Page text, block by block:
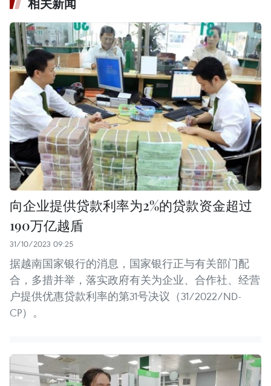
相关新闻
向企业提供贷款利率为2%的贷款资金超过
190万亿越盾
31/10/2023 09:25
据越南国家银行的消息，国家银行正与有关部门配
合，多措并举，落实政府有关为企业、合作社、经营
户提供优惠贷款利率的第31号决议（31/2022/ND-
CP）。